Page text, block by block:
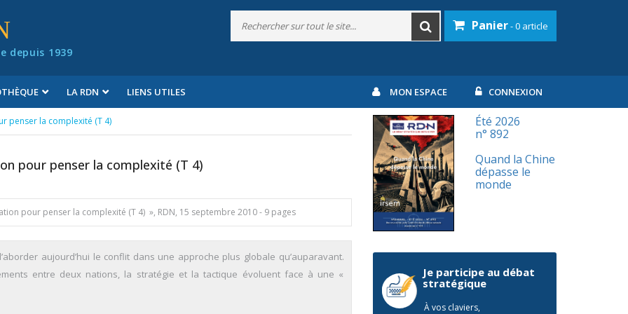
depuis 1939
Panier- 0 article
LA RDN LIENS UTILES MON ESPACE CONNEXION
penser la complexité (T 4)
pour penser la complexité (T 4)
pour penser la complexité (T 4) », RDN, 15 septembre 2010 - 9 pages
aujourd’hui le conflit dans une approche plus globale qu’auparavant.
entre deux nations, la stratégie et la tactique évoluent face à une «
Été 2026
n° 892
Quand la Chine
dépasse le
monde
Je participe au débat
stratégique
À vos claviers,